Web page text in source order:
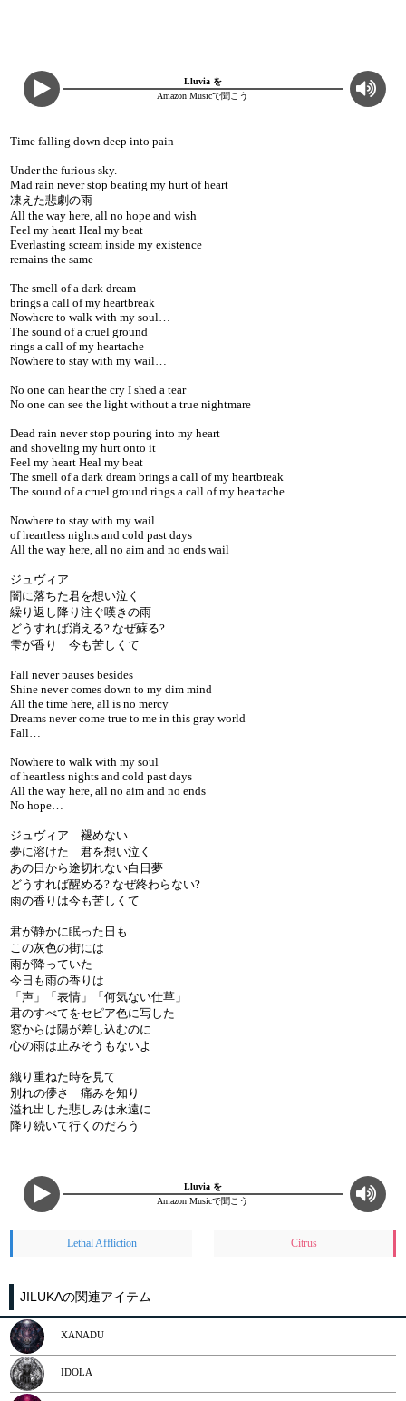
Lluvia を
Amazon Musicで聞こう
Time falling down deep into pain
Under the furious sky.
Mad rain never stop beating my hurt of heart
凍えた悲劇の雨
All the way here, all no hope and wish
Feel my heart Heal my beat
Everlasting scream inside my existence
remains the same
The smell of a dark dream
brings a call of my heartbreak
Nowhere to walk with my soul…
The sound of a cruel ground
rings a call of my heartache
Nowhere to stay with my wail…
No one can hear the cry I shed a tear
No one can see the light without a true nightmare
Dead rain never stop pouring into my heart
and shoveling my hurt onto it
Feel my heart Heal my beat
The smell of a dark dream brings a call of my heartbreak
The sound of a cruel ground rings a call of my heartache
Nowhere to stay with my wail
of heartless nights and cold past days
All the way here, all no aim and no ends wail
ジュヴィア
闇に落ちた君を想い泣く
繰り返し降り注ぐ嘆きの雨
どうすれば消える? なぜ蘇る?
雫が香り 今も苦しくて
Fall never pauses besides
Shine never comes down to my dim mind
All the time here, all is no mercy
Dreams never come true to me in this gray world
Fall…
Nowhere to walk with my soul
of heartless nights and cold past days
All the way here, all no aim and no ends
No hope…
ジュヴィア 褪めない
夢に溶けた 君を想い泣く
あの日から途切れない白日夢
どうすれば醒める? なぜ終わらない?
雨の香りは今も苦しくて
君が静かに眠った日も
この灰色の街には
雨が降っていた
今日も雨の香りは
「声」「表情」「何気ない仕草」
君のすべてをセピア色に写した
窓からは陽が差し込むのに
心の雨は止みそうもないよ
織り重ねた時を見て
別れの儚さ 痛みを知り
溢れ出した悲しみは永遠に
降り続いて行くのだろう
Lluvia を
Amazon Musicで聞こう
Lethal Affliction Citrus
JILUKAの関連アイテム
XANADU
IDOLA